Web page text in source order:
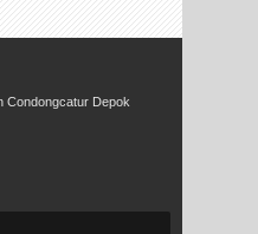
Condongcatur Depok